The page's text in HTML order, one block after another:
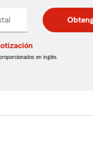
postal
de
postal
de
en inglés.